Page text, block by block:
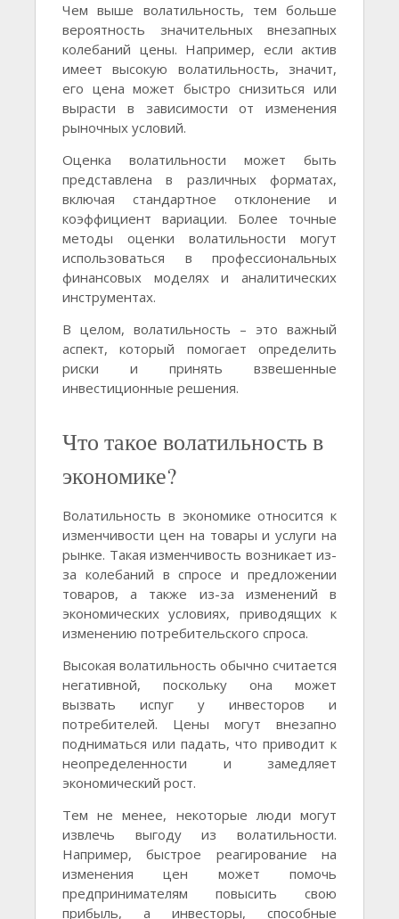
Чем выше волатильность, тем больше
вероятность значительных внезапных
колебаний цены. Например, если актив
имеет высокую волатильность, значит,
его цена может быстро снизиться или
вырасти в зависимости от изменения
рыночных условий.
Оценка волатильности может быть
представлена в различных форматах,
включая стандартное отклонение и
коэффициент вариации. Более точные
методы оценки волатильности могут
использоваться в профессиональных
финансовых моделях и аналитических
инструментах.
В целом, волатильность – это важный
аспект, который помогает определить
риски и принять взвешенные
инвестиционные решения.
Что такое волатильность в
экономике?
Волатильность в экономике относится к
изменчивости цен на товары и услуги на
рынке. Такая изменчивость возникает из-
за колебаний в спросе и предложении
товаров, а также из-за изменений в
экономических условиях, приводящих к
изменению потребительского спроса.
Высокая волатильность обычно считается
негативной, поскольку она может
вызвать испуг у инвесторов и
потребителей. Цены могут внезапно
подниматься или падать, что приводит к
неопределенности и замедляет
экономический рост.
Тем не менее, некоторые люди могут
извлечь выгоду из волатильности.
Например, быстрое реагирование на
изменения цен может помочь
предпринимателям повысить свою
прибыль, а инвесторы, способные